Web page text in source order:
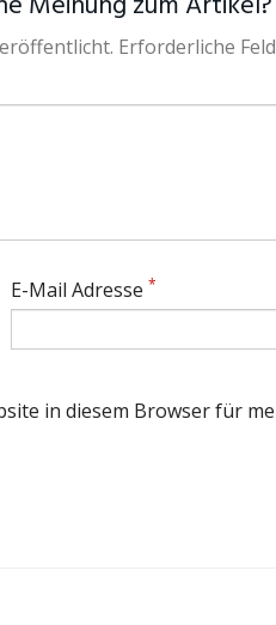
Erforderliche
E-Mail Adresse *
in diesem Browser für